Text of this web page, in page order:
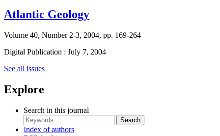
Atlantic Geology
Volume 40, Number 2-3, 2004, pp. 169-264
Digital Publication : July 7, 2004
See all issues
Explore
Search in this journal
Search
Index of authors